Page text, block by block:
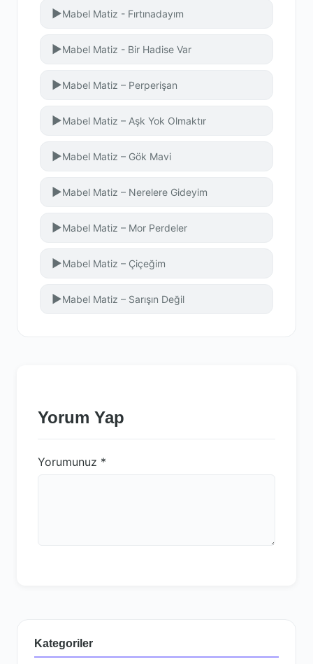
▶Mabel Matiz - Fırtınadayım
▶Mabel Matiz - Bir Hadise Var
▶Mabel Matiz – Perperişan
▶Mabel Matiz – Aşk Yok Olmaktır
▶Mabel Matiz – Gök Mavi
▶Mabel Matiz – Nerelere Gideyim
▶Mabel Matiz – Mor Perdeler
▶Mabel Matiz – Çiçeğim
▶Mabel Matiz – Sarışın Değil
Yorum Yap
Yorumunuz *
Kategoriler